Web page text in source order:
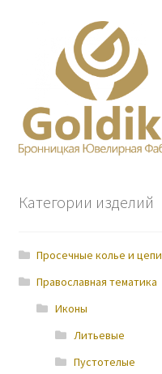
навигации
содержимому
Прайс-лист
Контакты
Категории изделий
Просечные колье и цепи
Православная тематика
Иконы
Литьевые
Пустотелые